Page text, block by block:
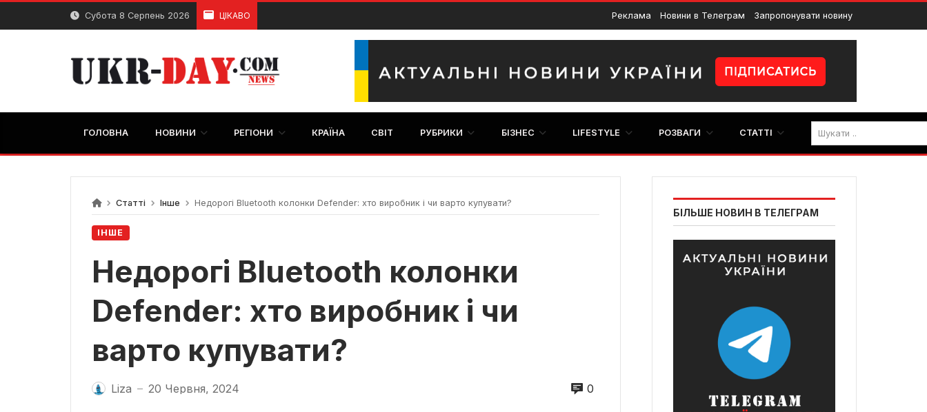
Перейти
вмісту
Субота 8 Серпень 2026 ЦІКАВО Реклама Новини в Телеграм Запропонувати новину
ГОЛОВНА НОВИНИ РЕГІОНИ КРАЇНА СВІТ РУБРИКИ БІЗНЕС LIFESTYLE РОЗВАГИ СТАТТІ
Статті Інше Недорогі Bluetooth колонки Defender: хто виробник і чи варто купувати?
ІНШЕ
Недорогі Bluetooth колонки
Defender: хто виробник і чи
варто купувати?
Liza — 20 Червня, 2024 0
БІЛЬШЕ НОВИН В ТЕЛЕГРАМ